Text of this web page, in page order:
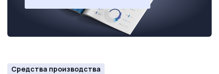
Средства производства